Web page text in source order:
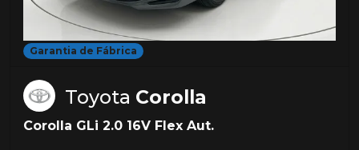
Garantia de Fábrica
Toyota Corolla
Corolla GLi 2.0 16V Flex Aut.